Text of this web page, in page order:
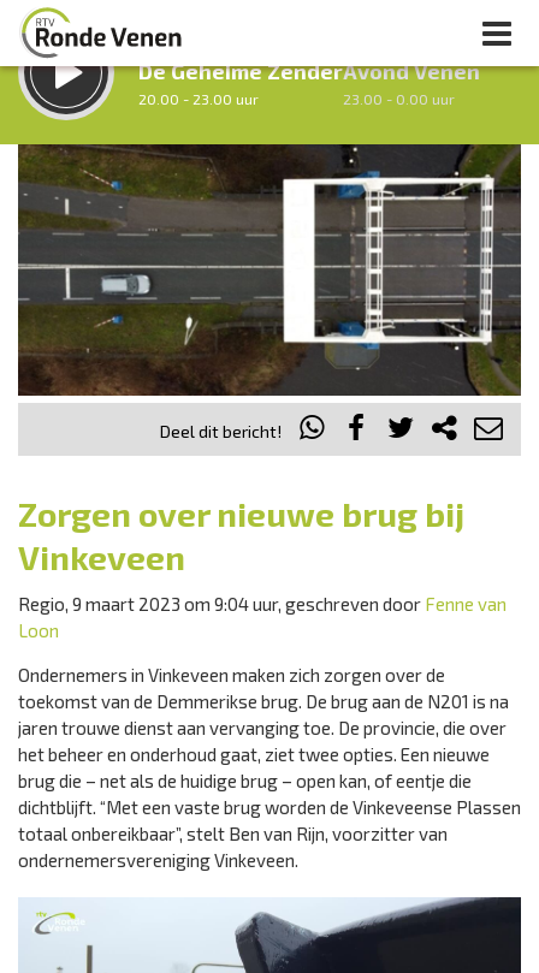
LUISTER LIVE:
De Geheime Zender
20.00 - 23.00 uur
Avond Venen
23.00 - 0.00 uur
Vorig uur uur 1 van 0 Volgend uur
Deel dit bericht!
Zorgen over nieuwe brug bij
Vinkeveen
Regio, 9 maart 2023 om 9:04 uur, geschreven door Fenne van
Loon
Ondernemers in Vinkeveen maken zich zorgen over de
toekomst van de Demmerikse brug. De brug aan de N201 is na
jaren trouwe dienst aan vervanging toe. De provincie, die over
het beheer en onderhoud gaat, ziet twee opties. Een nieuwe
brug die – net als de huidige brug – open kan, of eentje die
dichtblijft. “Met een vaste brug worden de Vinkeveense Plassen
totaal onbereikbaar”, stelt Ben van Rijn, voorzitter van
ondernemersvereniging Vinkeveen.
Videospeler